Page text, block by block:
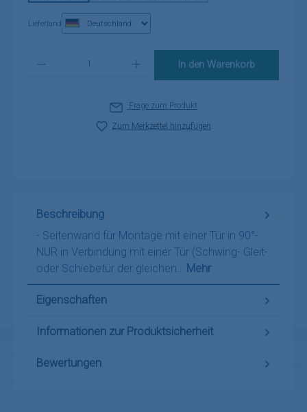
Lieferland
In den Warenkorb
Frage zum Produkt
Zum Merkzettel hinzufügen
Beschreibung
- Seitenwand für Montage mit einer Tür in 90°-
NUR in Verbindung mit einer Tür (Schwing- Gleit-
oder Schiebetür der gleichen… Mehr
Eigenschaften
Informationen zur Produktsicherheit
Bewertungen